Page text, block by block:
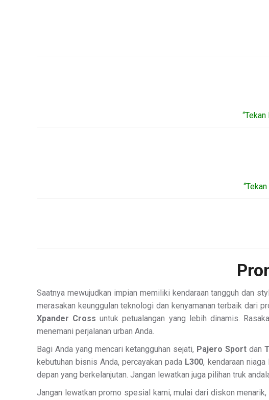
Saatnya mewujudkan impian memiliki kendaraan tangguh dan
merasakan keunggulan teknologi dan kenyamanan terbaik dari
Xpander Cross untuk petualangan yang lebih dinamis.
menemani perjalanan urban Anda.
Bagi Anda yang mencari ketangguhan sejati, Pajero Sport dan
kebutuhan bisnis Anda, percayakan pada L300, kendaraan
depan yang berkelanjutan. Jangan lewatkan juga pilihan truk
Jangan lewatkan promo spesial kami, mulai dari diskon